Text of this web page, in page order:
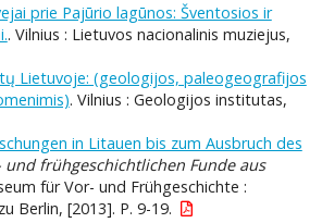
prie Pajūrio lagūnos: Šventosios ir
. Vilnius : Lietuvos nacionalinis muziejus,
Lietuvoje: (geologijos, paleogeografijos
. Vilnius : Geologijos institutas,
in Litauen bis zum Ausbruch des
und frühgeschichtlichen Funde aus
für Vor- und Frühgeschichte :
Berlin, [2013]. P. 9-19.